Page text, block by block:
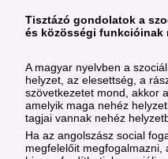
Tisztázó gondolatok a
és közösségi funkcióinak
A magyar nyelvben a
helyzet, az elesettség, a
szövetkezetet mond, akkor
amelyik maga nehéz
tagjai vannak nehéz
Ha az angolszász social
megfelelőit